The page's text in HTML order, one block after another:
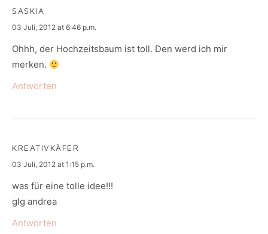
SASKIA
says:
03 Juli, 2012 at 6:46 p.m.
Ohhh, der Hochzeitsbaum ist toll. Den werd ich mir
merken.
Antworten
KREATIVKÄFER
says:
03 Juli, 2012 at 1:15 p.m.
was für eine tolle idee!!!
glg andrea
Antworten